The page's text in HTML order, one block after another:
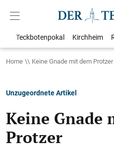
Teckbotenpokal Kirchheim
Home Keine Gnade mit dem Protzer
Unzugeordnete Artikel
Keine Gnade
Protzer